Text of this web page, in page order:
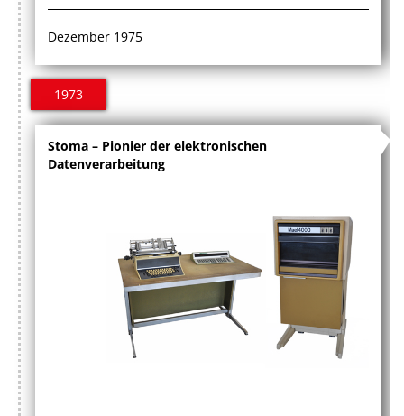
Dezember 1975
1973
Stoma – Pionier der elektronischen
Datenverarbeitung